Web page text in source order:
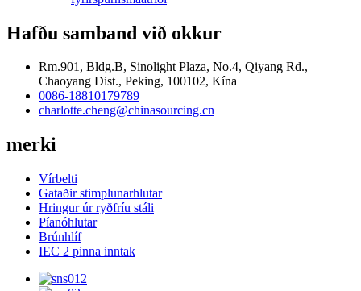
Hafðu samband við okkur
Rm.901, Bldg.B, Sinolight Plaza, No.4, Qiyang Rd.,
Chaoyang Dist., Peking, 100102, Kína
0086-18810179789
charlotte.cheng@chinasourcing.cn
merki
Vírbelti
Gataðir stimplunarhlutar
Hringur úr ryðfríu stáli
Píanóhlutar
Brúnhlíf
IEC 2 pinna inntak